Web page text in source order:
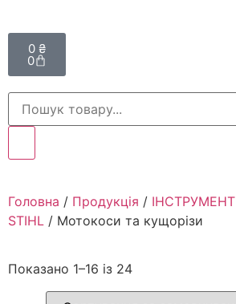
0 ₴
0
Головна / Продукція / ІНСТРУМЕНТ
STIHL / Мотокоси та кущорізи
Показано 1–16 із 24